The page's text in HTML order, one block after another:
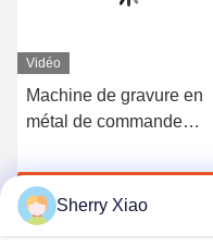
Vidéo
Machine de gravure en
métal de commande
de 15 watts pour
l'emballage alimentaire
Parlez Maintenant.
Sherry Xiao